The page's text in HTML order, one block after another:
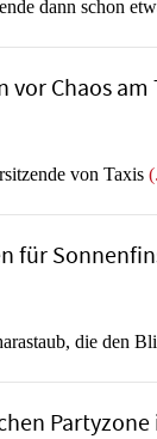
dann schon
vor Chaos am
von Taxis
für
die den
Partyzone